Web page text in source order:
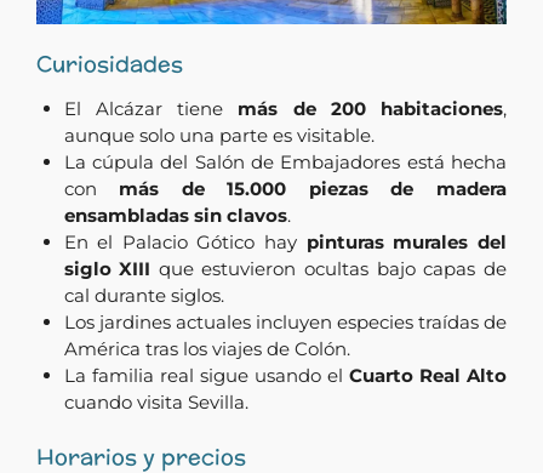
Curiosidades
El Alcázar tiene más de 200 habitaciones,
aunque solo una parte es visitable.
La cúpula del Salón de Embajadores está hecha
con más de 15.000 piezas de madera
ensambladas sin clavos.
En el Palacio Gótico hay pinturas murales del
siglo XIII que estuvieron ocultas bajo capas de
cal durante siglos.
Los jardines actuales incluyen especies traídas de
América tras los viajes de Colón.
La familia real sigue usando el Cuarto Real Alto
cuando visita Sevilla.
Horarios y precios